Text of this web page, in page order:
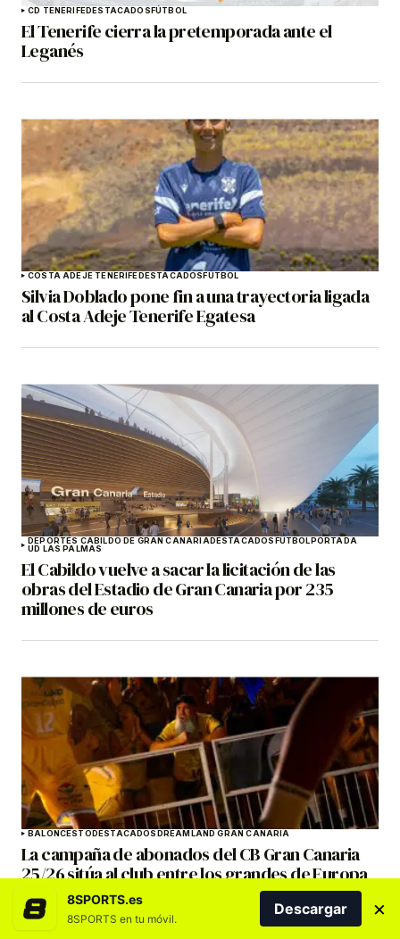
CD TENERIFEDESTACADOS FÚTBOL
El Tenerife cierra la pretemporada ante el
Leganés
COSTA ADEJE TENERIFE DESTACADOS FÚTBOL
Silvia Doblado pone fin a una trayectoria ligada
al Costa Adeje Tenerife Egatesa
DEPORTES CABILDO DE GRAN CANARIADESTACADOS FÚTBOL PORTADA
UD LAS PALMAS
El Cabildo vuelve a sacar la licitación de las
obras del Estadio de Gran Canaria por 235
millones de euros
BALONCESTO DESTACADOS DREAMLAND GRAN CANARIA
La campaña de abonados del CB Gran Canaria
25/26 sitúa al club entre los grandes de Europa
en los Sports Business Awards 2026
8SPORTS.es
8SPORTS en tu móvil.
Descargar ×